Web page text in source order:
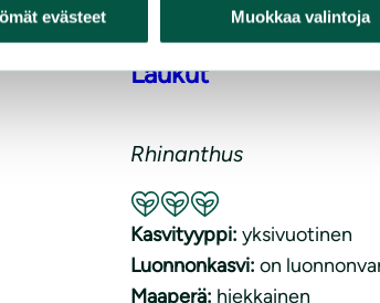
evästeet Muokkaa valintoja
Laukut
Rhinanthus
Suositeltavuus: Erinomainen
Kasvityyppi: yksivuotinen
Luonnonkasvi: on
Maaperä: hiekkainen